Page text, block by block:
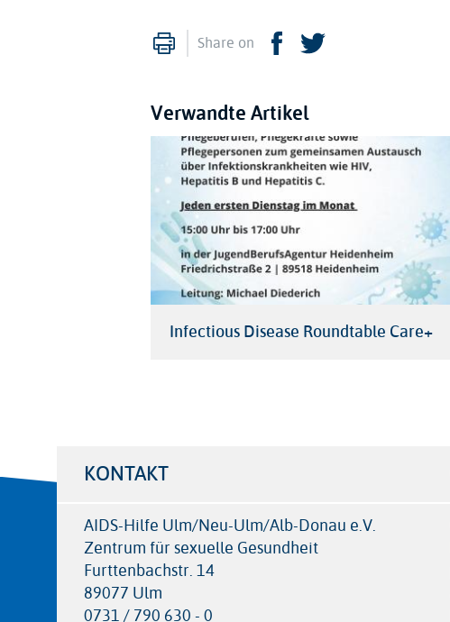
Print
Share on Facebook
Verwandte Artikel
Infectious Disease Roundtable Care+
KONTAKT
AIDS-Hilfe Ulm/Neu-Ulm/Alb-Donau e.V.
Zentrum für sexuelle Gesundheit
Furttenbachstr. 14
89077 Ulm
0731 / 790 630 - 0